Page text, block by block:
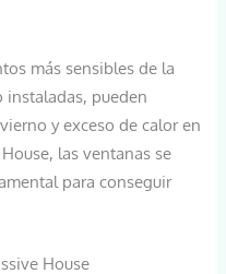
más sensibles de la
instaladas, pueden
y exceso de calor en
las ventanas se
para conseguir
House